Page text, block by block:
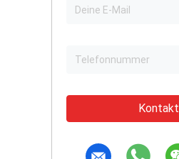
Kontakt